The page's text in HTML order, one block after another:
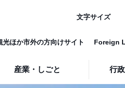
産業・しごと 行
文字サイズ
光ほか市外の方向けサイト Foreign